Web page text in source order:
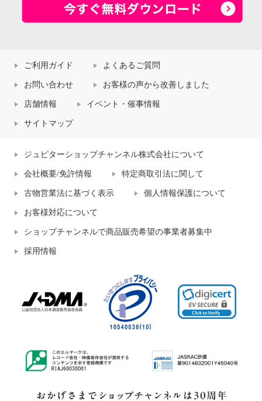
ご利用ガイド よくあるご質問
お問い合わせ お客様の声から改善しました
店舗情報 イベント・催事情報
サイトマップ
ジュピターショップチャンネル株式会社について
会社概要/免許情報 特定商取引法に関して
古物営業法に基づく表示 個人情報保護について
お客様対応について
ショップチャンネルで商品販売希望の事業者募集中
採用情報